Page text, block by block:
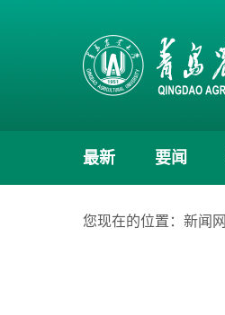
最新 要闻
您现在的位置： 新闻网